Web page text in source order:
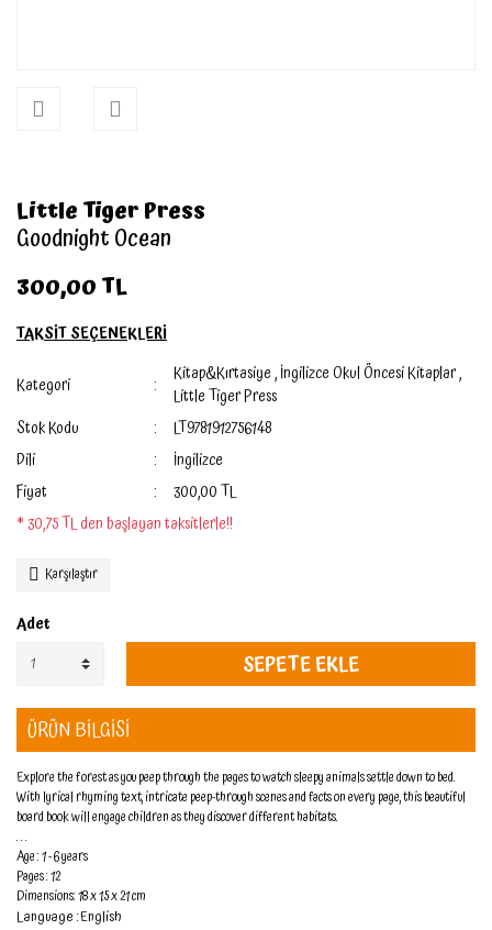
Little Tiger Press
Goodnight Ocean
300,00 TL
TAKSİT SEÇENEKLERİ
Kategori Kitap&Kırtasiye,İngilizce Okul Öncesi Kitaplar,
Little Tiger Press
Stok Kodu
LT9781912756148
Dili
İngilizce
Fiyat
300,00 TL
* 30,75 TL den başlayan taksitlerle!!
Karşılaştır
Adet
SEPETE EKLE
ÜRÜN BİLGİSİ
Explore the forest as you peep through the pages to watch sleepy animals settle down to bed.
With lyrical rhyming text, intricate peep-through scenes and facts on every page, this beautiful
board book will engage children as they discover different habitats.
. . .
Age : 1 - 6 years
Pages : 12
Dimensions: 18 x 1.5 x 21 cm
Language : English